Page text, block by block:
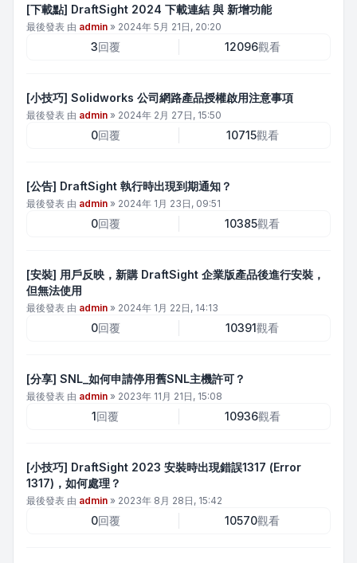
[下載點] DraftSight 2024 下載連結 與 新增功能
最後發表 由 admin » 2024年 5月 21日, 20:20
3回覆 12096觀看
[小技巧] Solidworks 公司網路產品授權啟用注意事項
最後發表 由 admin » 2024年 2月 27日, 15:50
0回覆 10715觀看
[公告] DraftSight 執行時出現到期通知？
最後發表 由 admin » 2024年 1月 23日, 09:51
0回覆 10385觀看
[安裝] 用戶反映，新購 DraftSight 企業版產品後進行安裝，
但無法使用
最後發表 由 admin » 2024年 1月 22日, 14:13
0回覆 10391觀看
[分享] SNL_如何申請停用舊SNL主機許可？
最後發表 由 admin » 2023年 11月 21日, 15:08
1回覆 10936觀看
[小技巧] DraftSight 2023 安裝時出現錯誤1317 (Error
1317)，如何處理？
最後發表 由 admin » 2023年 8月 28日, 15:42
0回覆 10570觀看